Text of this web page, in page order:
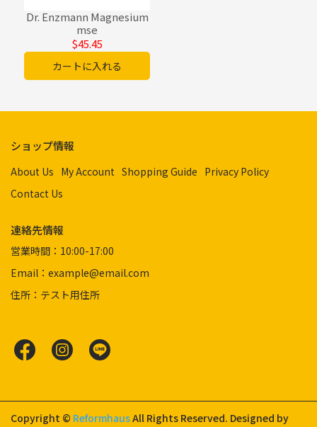
Dr. Enzmann Magnesium
mse
$45.45
カートに入れる
ショップ情報
About Us My Account Shopping Guide Privacy Policy
Contact Us
連絡先情報
営業時間：10:00-17:00
Email：example@email.com
住所：テスト用住所
Copyright © ReformhausAll Rights Reserved. Designed by